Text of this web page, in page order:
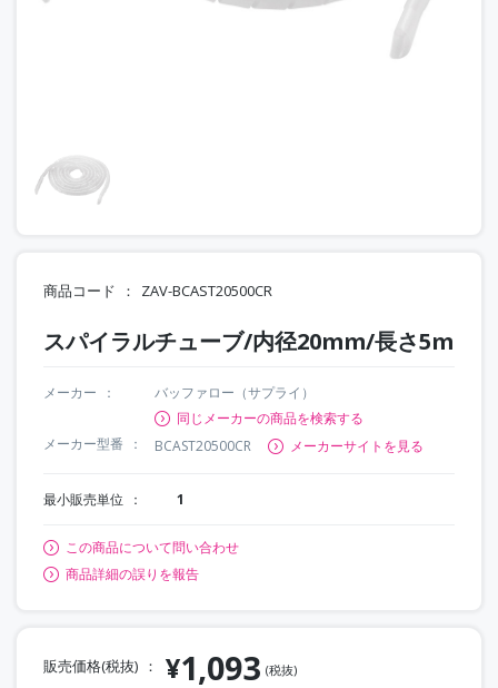
商品コード ZAV-BCAST20500CR
スパイラルチューブ/内径20mm/長さ5m
メーカー
バッファロー（サプライ）
同じメーカーの商品を検索する
メーカー型番
BCAST20500CR メーカーサイトを見る
最小販売単位 1
この商品について問い合わせ
商品詳細の誤りを報告
販売価格(税抜) ¥1,093 (税抜)